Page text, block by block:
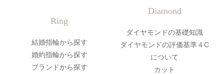
Ring
結婚指輪から探す
婚約指輪から探す
ブランドから探す
Diamond
ダイヤモンドの基礎知識
ダイヤモンドの評価基準４C
について
カット